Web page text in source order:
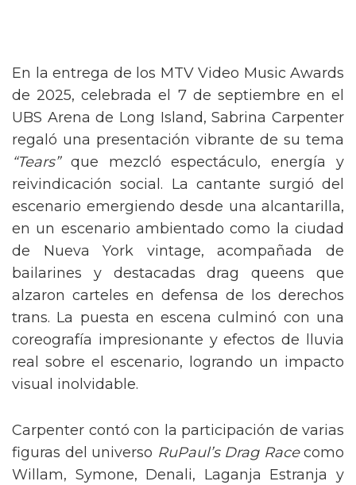
En la entrega de los MTV Video Music Awards
de 2025, celebrada el 7 de septiembre en el
UBS Arena de Long Island, Sabrina Carpenter
regaló una presentación vibrante de su tema
“Tears”que mezcló espectáculo, energía y
reivindicación social. La cantante surgió del
escenario emergiendo desde una alcantarilla,
en un escenario ambientado como la ciudad
de Nueva York vintage, acompañada de
bailarines y destacadas drag queens que
alzaron carteles en defensa de los derechos
trans. La puesta en escena culminó con una
coreografía impresionante y efectos de lluvia
real sobre el escenario, logrando un impacto
visual inolvidable.
Carpenter contó con la participación de varias
figuras del universo RuPaul’s Drag Racecomo
Willam, Symone, Denali, Laganja Estranja y